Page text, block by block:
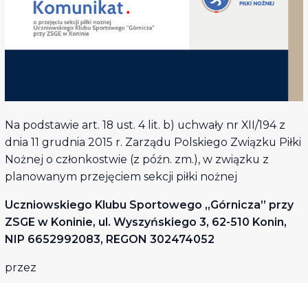
Na podstawie art. 18 ust. 4 lit. b) uchwały nr XII/194 z
dnia 11 grudnia 2015 r. Zarządu Polskiego Związku Piłki
Nożnej o członkostwie (z późn. zm.), w związku z
planowanym przejęciem sekcji piłki nożnej
Uczniowskiego Klubu Sportowego „Górnicza” przy
ZSGE w Koninie, ul. Wyszyńskiego 3, 62-510 Konin,
NIP 6652992083, REGON 302474052
przez